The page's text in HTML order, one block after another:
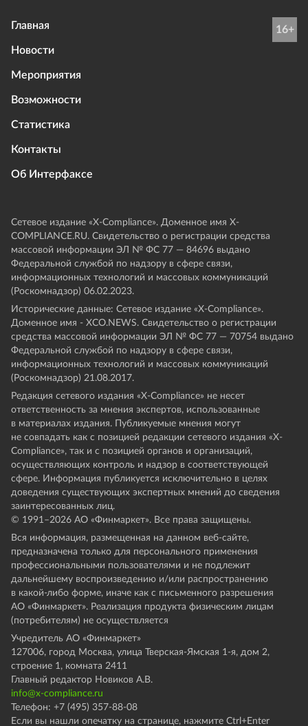
Главная
Новости
Мероприятия
Возможности
Статистика
Контакты
Об Интерфаксе
16+
Сетевое издание «Х-Compliance». Доменное имя X-
COMPLIANCE.RU. Свидетельство о регистрации средства
массовой информации ЭЛ № ФС 77 — 84696 выдано
Федеральной службой по надзору в сфере связи,
информационных технологий и массовых коммуникаций
(Роскомнадзор) 06.02.2023.
Исторические данные: Сетевое издание «Х-Compliance».
Доменное имя - XCO.NEWS. Свидетельство о регистрации
средства массовой информации ЭЛ № ФС 77 — 70754 выдано
Федеральной службой по надзору в сфере связи,
информационных технологий и массовых коммуникаций
(Роскомнадзор) 21.08.2017.
Редакция сетевого издания «X-Compliance» не несет
ответственность за мнения экспертов, использованные
в материалах издания. Публикуемые мнения могут
не совпадать как с позицией редакции сетевого издания «X-
Compliance», так и с позицией органов и организаций,
осуществляющих контроль и надзор в соответствующей
сфере. Информация публикуется исключительно в целях
доведения существующих экспертных мнений до сведения
заинтересованных лиц.
© 1991–2026 АО «Финмаркет». Все права защищены.
Вся информация, размещенная на данном веб-сайте,
предназначена только для персонального применения
профессиональными пользователями и не подлежит
дальнейшему воспроизведению и/или распространению
в какой-либо форме, иначе как с письменного разрешения
АО «Финмаркет». Реализация продукта физическим лицам
(потребителям) не осуществляется
Учредитель АО «Финмаркет»
127006, город Москва, улица Тверская-Ямская 1-я, дом 2,
строение 1, комната 2411
Главный редактор Новиков А.В.
info@x-compliance.ru
Телефон: +7 (495) 357-88-08
Если вы нашли опечатку на странице, нажмите Ctrl+Enter